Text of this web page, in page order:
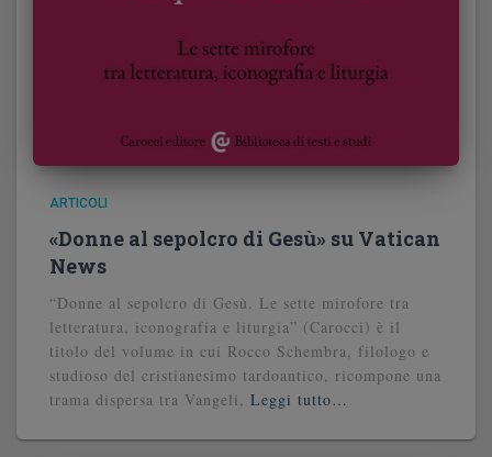
ARTICOLI
«Donne al sepolcro di Gesù» su Vatican
News
“Donne al sepolcro di Gesù. Le sette mirofore tra
letteratura, iconografia e liturgia” (Carocci) è il
titolo del volume in cui Rocco Schembra, filologo e
studioso del cristianesimo tardoantico, ricompone una
trama dispersa tra Vangeli,
Leggi tutto…